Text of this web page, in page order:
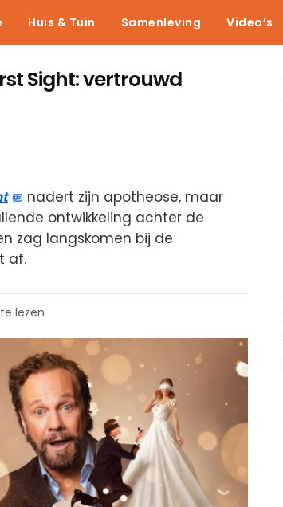
Huis & Tuin Samenleving Video’s
Sight: vertrouwd
nadert zijn apotheose, maar
ontwikkeling achter de
zag langskomen bij de
af.
lezen